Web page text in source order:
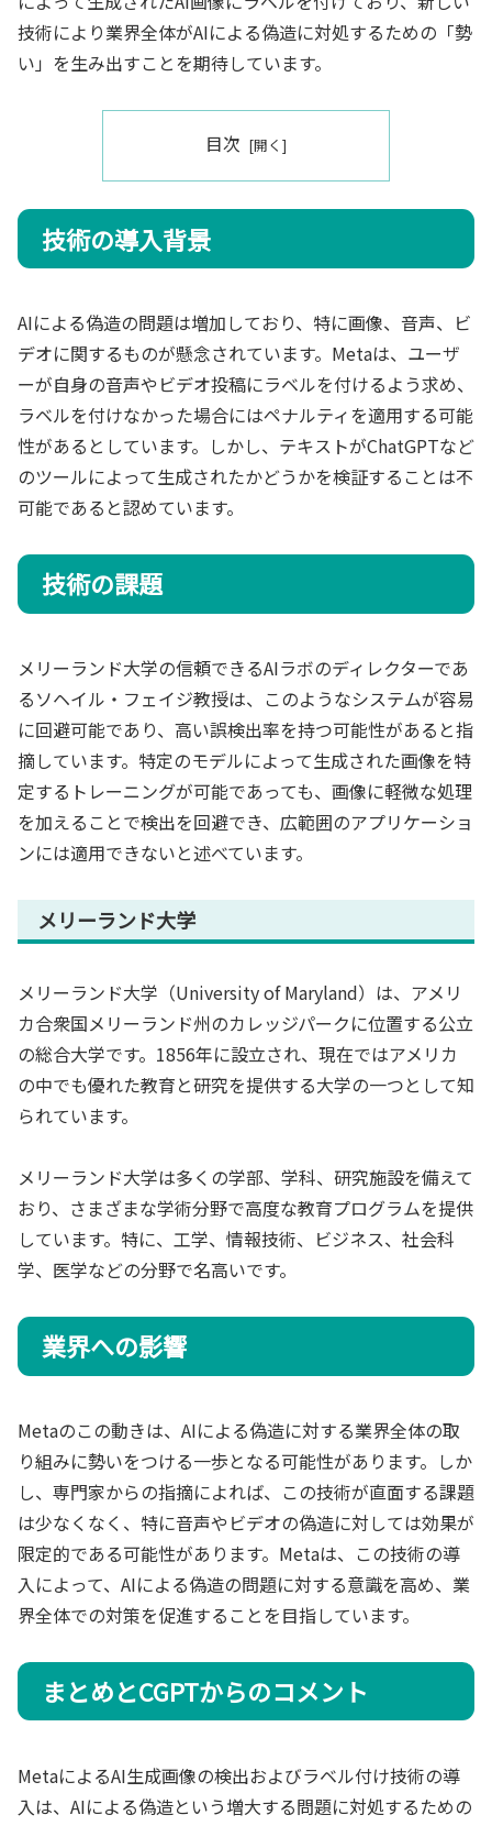
技術により業界全体がAIによる偽造に対処するための「勢
い」を生み出すことを期待しています。
目次
技術の導入背景
AIによる偽造の問題は増加しており、特に画像、音声、ビ
デオに関するものが懸念されています。Metaは、ユーザ
ーが自身の音声やビデオ投稿にラベルを付けるよう求め、
ラベルを付けなかった場合にはペナルティを適用する可能
性があるとしています。しかし、テキストがChatGPTなど
のツールによって生成されたかどうかを検証することは不
可能であると認めています。
技術の課題
メリーランド大学の信頼できるAIラボのディレクターであ
るソヘイル・フェイジ教授は、このようなシステムが容易
に回避可能であり、高い誤検出率を持つ可能性があると指
摘しています。特定のモデルによって生成された画像を特
定するトレーニングが可能であっても、画像に軽微な処理
を加えることで検出を回避でき、広範囲のアプリケーショ
ンには適用できないと述べています。
メリーランド大学
メリーランド大学（University of Maryland）は、アメリ
カ合衆国メリーランド州のカレッジパークに位置する公立
の総合大学です。1856年に設立され、現在ではアメリカ
の中でも優れた教育と研究を提供する大学の一つとして知
られています。
メリーランド大学は多くの学部、学科、研究施設を備えて
おり、さまざまな学術分野で高度な教育プログラムを提供
しています。特に、工学、情報技術、ビジネス、社会科
学、医学などの分野で名高いです。
業界への影響
Metaのこの動きは、AIによる偽造に対する業界全体の取
り組みに勢いをつける一歩となる可能性があります。しか
し、専門家からの指摘によれば、この技術が直面する課題
は少なくなく、特に音声やビデオの偽造に対しては効果が
限定的である可能性があります。Metaは、この技術の導
入によって、AIによる偽造の問題に対する意識を高め、業
界全体での対策を促進することを目指しています。
まとめとCGPTからのコメント
MetaによるAI生成画像の検出およびラベル付け技術の導
入は、AIによる偽造という増大する問題に対処するための